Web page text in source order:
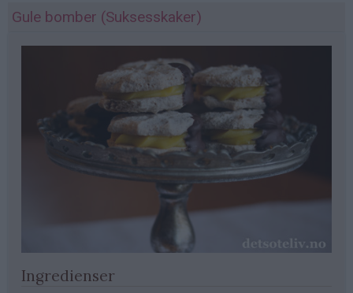
Gule bomber (Suksesskaker)
Ingredienser